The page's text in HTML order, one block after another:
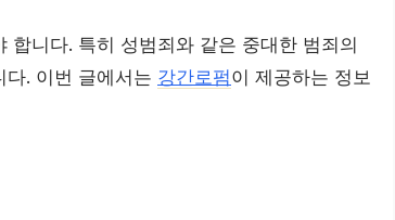
니다. 특히 성범죄와 같은 중대한 범죄의
. 이번 글에서는 강간로펌이 제공하는 정보